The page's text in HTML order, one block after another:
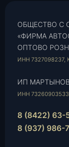
ОБЩЕСТВО С
«ФИРМА
ОПТОВО
ИНН 7327098237,
ИП
ИНН
8 (8422) 63-
8 (937) 986-